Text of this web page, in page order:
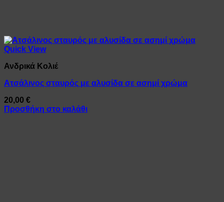
Quick View
Ανδρικά Κολιέ
Ατσάλινος σταυρός με αλυσίδα σε ασημί χρώμα
20,00 €
Προσθήκη στο καλάθι